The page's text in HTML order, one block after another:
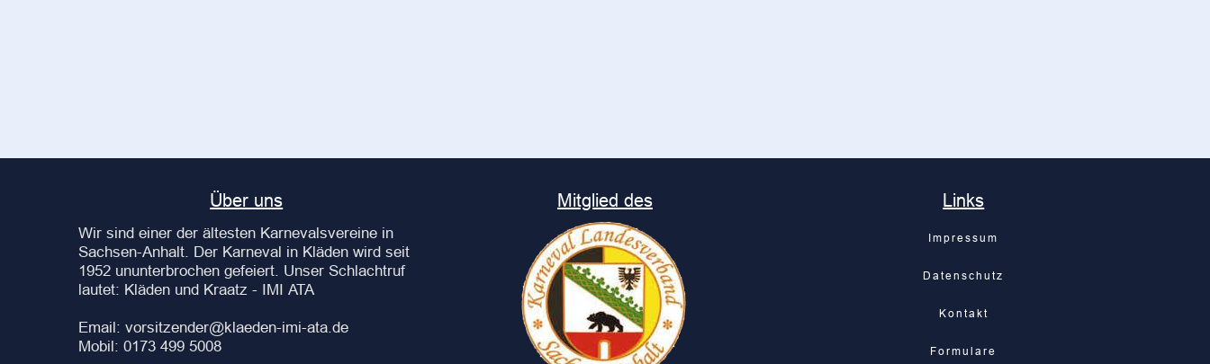
Über uns
Wir sind einer der ältesten Karnevalsvereine in
Sachsen-Anhalt. Der Karneval in Kläden wird seit
1952 ununterbrochen gefeiert. Unser Schlachtruf
lautet: Kläden und Kraatz - IMI ATA
Email: vorsitzender@klaeden-imi-ata.de
Mobil: 0173 499 5008
Mitglied des Links
Impressum
Datenschutz
Kontakt
Formulare